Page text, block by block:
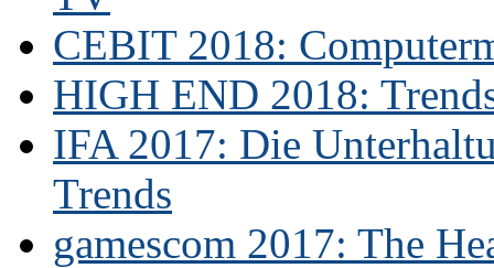
CEBIT 2018:
HIGH END 2018:
IFA 2017: Die
Trends
gamescom 2017: The